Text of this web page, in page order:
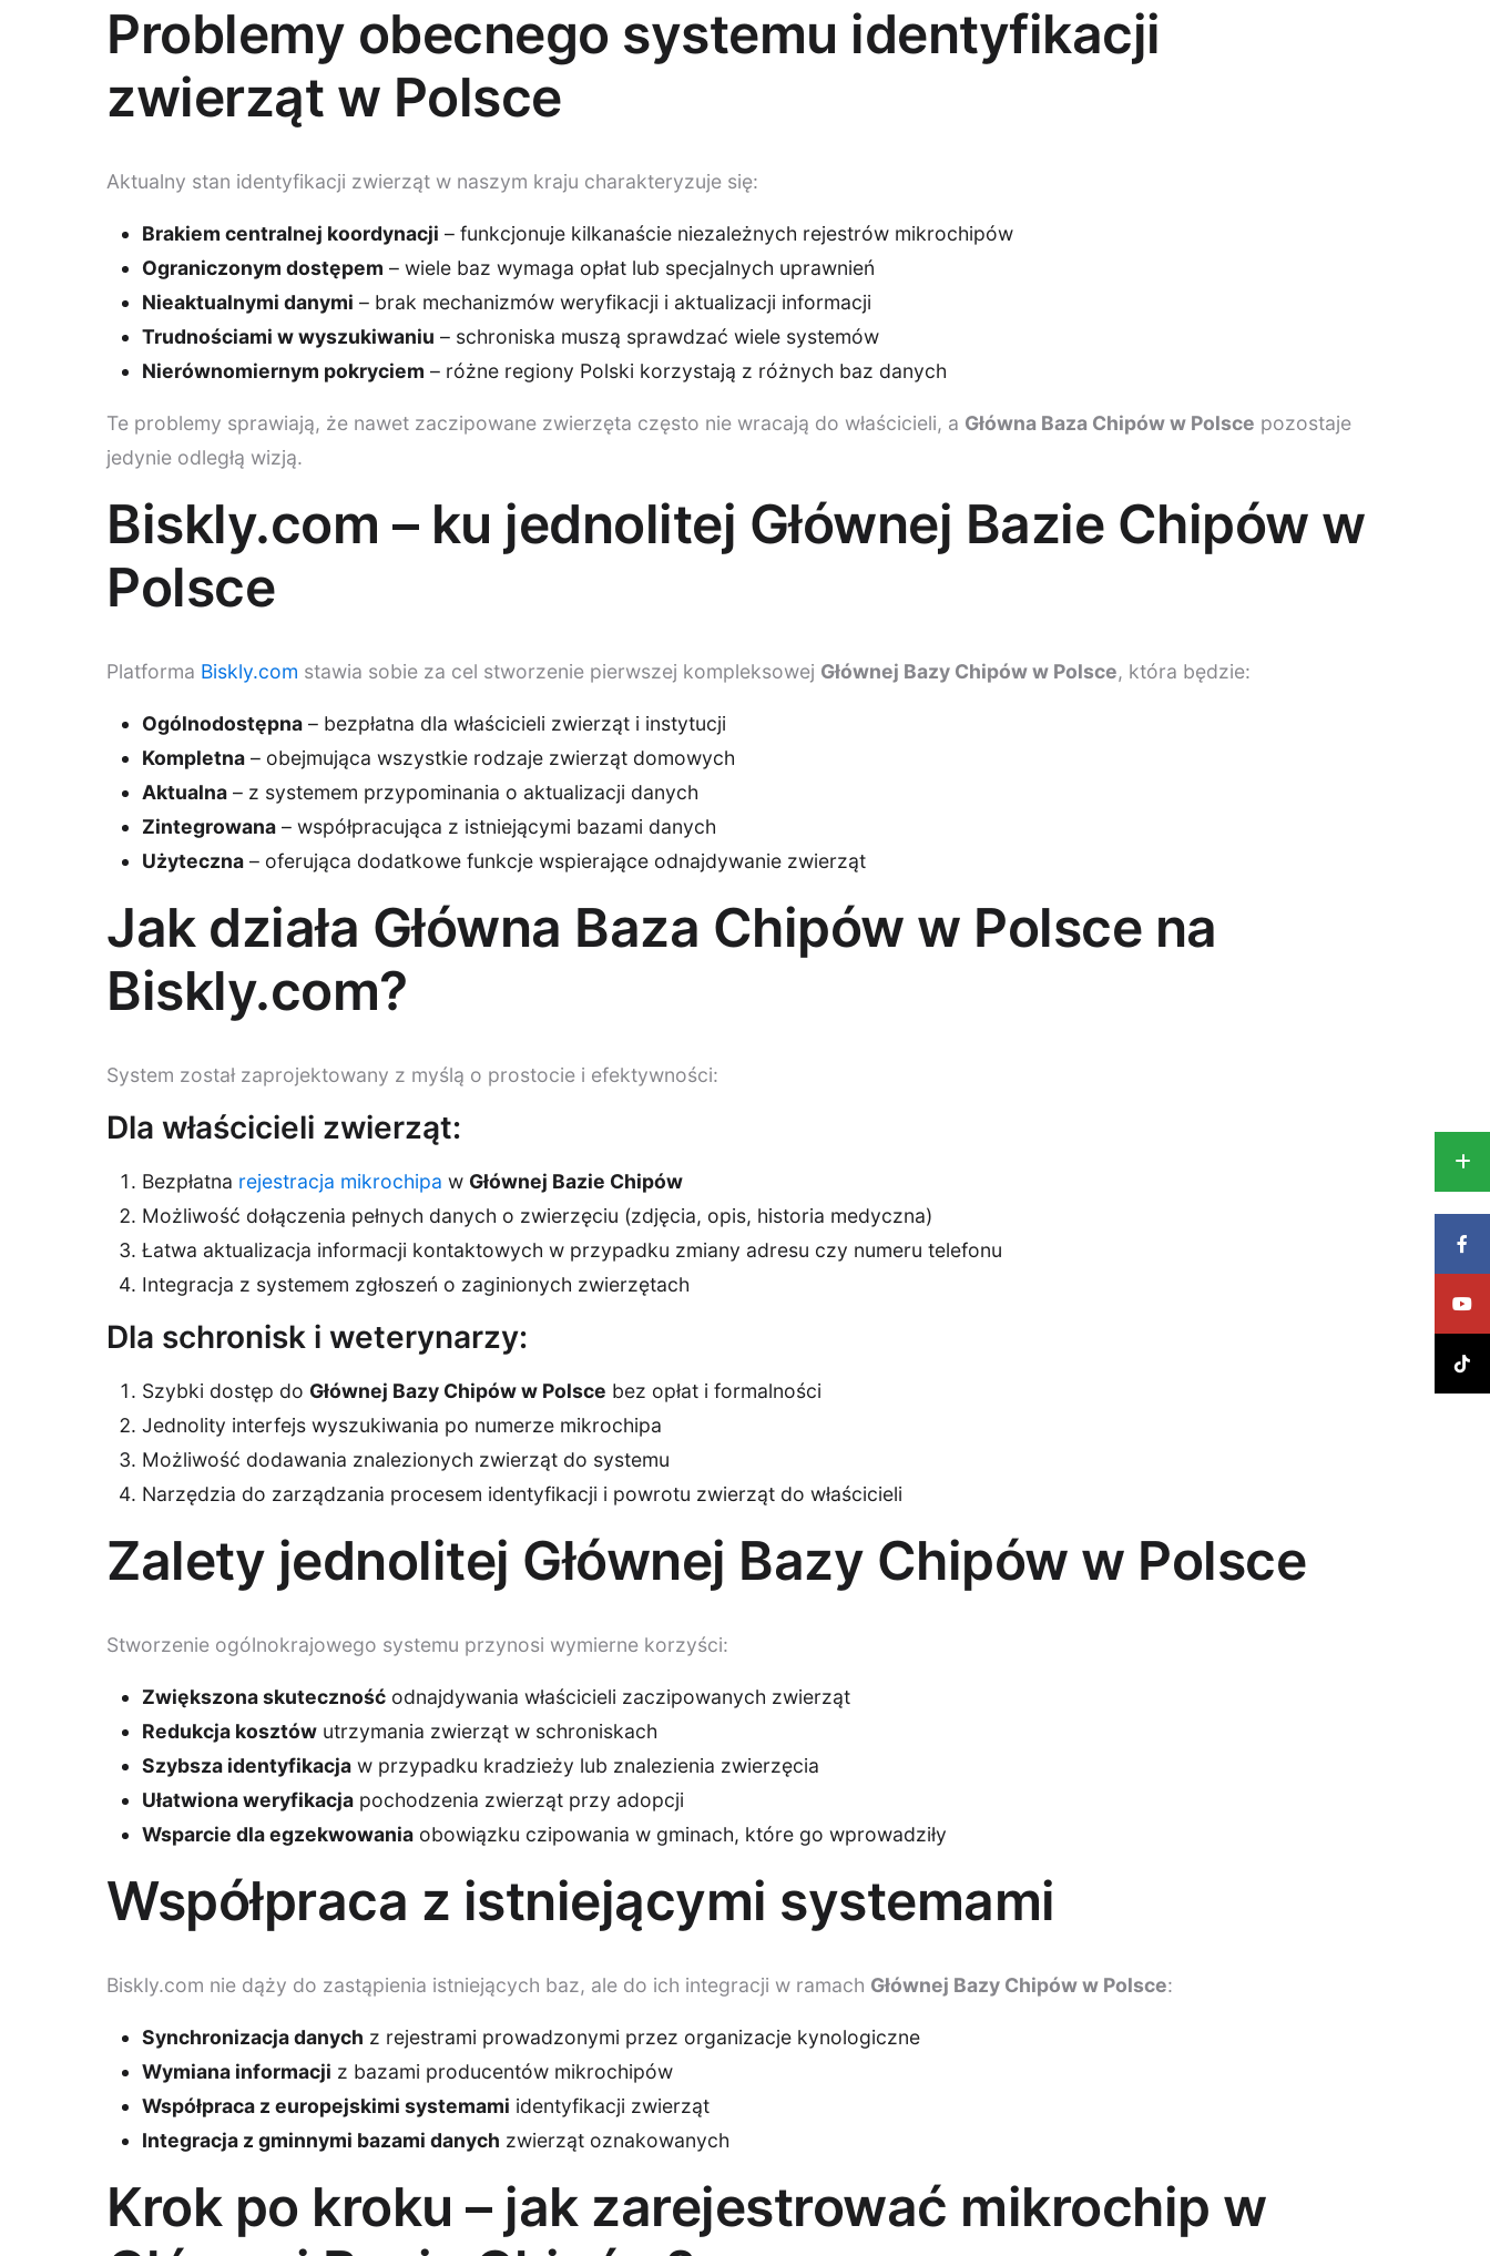
Problemy obecnego systemu identyfikacji
zwierząt w Polsce
Aktualny stan identyfikacji zwierząt w naszym kraju charakteryzuje się:
Brakiem centralnej koordynacji – funkcjonuje kilkanaście niezależnych rejestrów mikrochipów
Ograniczonym dostępem – wiele baz wymaga opłat lub specjalnych uprawnień
Nieaktualnymi danymi – brak mechanizmów weryfikacji i aktualizacji informacji
Trudnościami w wyszukiwaniu – schroniska muszą sprawdzać wiele systemów
Nierównomiernym pokryciem – różne regiony Polski korzystają z różnych baz danych
Te problemy sprawiają, że nawet zaczipowane zwierzęta często nie wracają do właścicieli, a Główna Baza Chipów w Polsce pozostaje
jedynie odległą wizją.
Biskly.com – ku jednolitej Głównej Bazie Chipów w
Polsce
Platforma Biskly.com stawia sobie za cel stworzenie pierwszej kompleksowej Głównej Bazy Chipów w Polsce, która będzie:
Ogólnodostępna – bezpłatna dla właścicieli zwierząt i instytucji
Kompletna – obejmująca wszystkie rodzaje zwierząt domowych
Aktualna – z systemem przypominania o aktualizacji danych
Zintegrowana – współpracująca z istniejącymi bazami danych
Użyteczna – oferująca dodatkowe funkcje wspierające odnajdywanie zwierząt
Jak działa Główna Baza Chipów w Polsce na
Biskly.com?
System został zaprojektowany z myślą o prostocie i efektywności:
Dla właścicieli zwierząt:
Bezpłatna rejestracja mikrochipa w Głównej Bazie Chipów
Możliwość dołączenia pełnych danych o zwierzęciu (zdjęcia, opis, historia medyczna)
Łatwa aktualizacja informacji kontaktowych w przypadku zmiany adresu czy numeru telefonu
Integracja z systemem zgłoszeń o zaginionych zwierzętach
Dla schronisk i weterynarzy:
Szybki dostęp do Głównej Bazy Chipów w Polsce bez opłat i formalności
Jednolity interfejs wyszukiwania po numerze mikrochipa
Możliwość dodawania znalezionych zwierząt do systemu
Narzędzia do zarządzania procesem identyfikacji i powrotu zwierząt do właścicieli
Zalety jednolitej Głównej Bazy Chipów w Polsce
Stworzenie ogólnokrajowego systemu przynosi wymierne korzyści:
Zwiększona skuteczność odnajdywania właścicieli zaczipowanych zwierząt
Redukcja kosztów utrzymania zwierząt w schroniskach
Szybsza identyfikacja w przypadku kradzieży lub znalezienia zwierzęcia
Ułatwiona weryfikacja pochodzenia zwierząt przy adopcji
Wsparcie dla egzekwowania obowiązku czipowania w gminach, które go wprowadziły
Współpraca z istniejącymi systemami
Biskly.com nie dąży do zastąpienia istniejących baz, ale do ich integracji w ramach Głównej Bazy Chipów w Polsce:
Synchronizacja danych z rejestrami prowadzonymi przez organizacje kynologiczne
Wymiana informacji z bazami producentów mikrochipów
Współpraca z europejskimi systemami identyfikacji zwierząt
Integracja z gminnymi bazami danych zwierząt oznakowanych
Krok po kroku – jak zarejestrować mikrochip w